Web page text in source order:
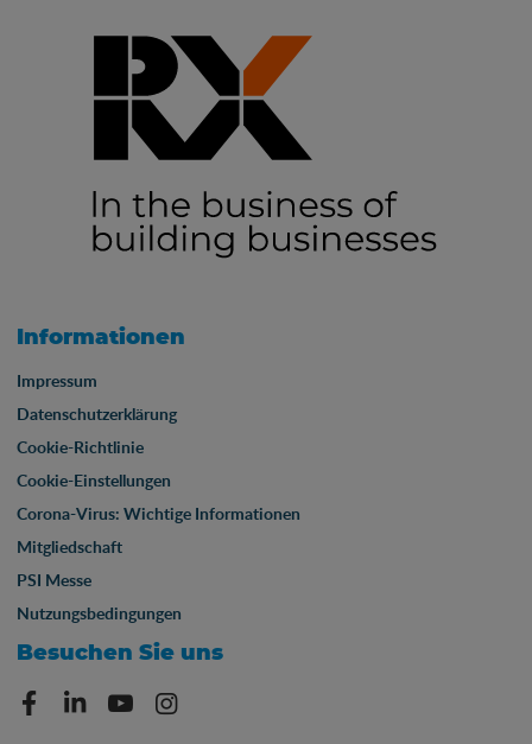
Informationen
Impressum
Datenschutzerklärung
Cookie-Richtlinie
Cookie-Einstellungen
Corona-Virus: Wichtige Informationen
Mitgliedschaft
PSI Messe
Nutzungsbedingungen
Besuchen Sie uns